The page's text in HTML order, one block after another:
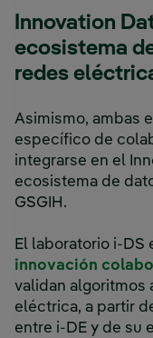
Innovation
ecosistema
redes
Asimismo, ambas
específico de
integrarse en el
ecosistema de
GSGIH.
El laboratorio i-DS
innovación
validan algoritmos
eléctrica, a partir
entre i-DE y de su